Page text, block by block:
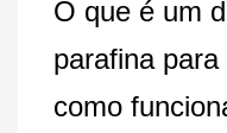
O que é um
parafina
como